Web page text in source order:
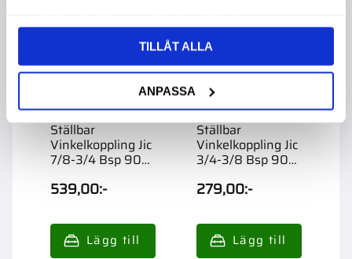
TILLÅT ALLA
ANPASSA
Ställbar
Vinkelkoppling Jic
7/8-3/4 Bsp 90
539,00:-
Ställbar
Vinkelkoppling Jic
3/4-3/8 Bsp 90
279,00:-